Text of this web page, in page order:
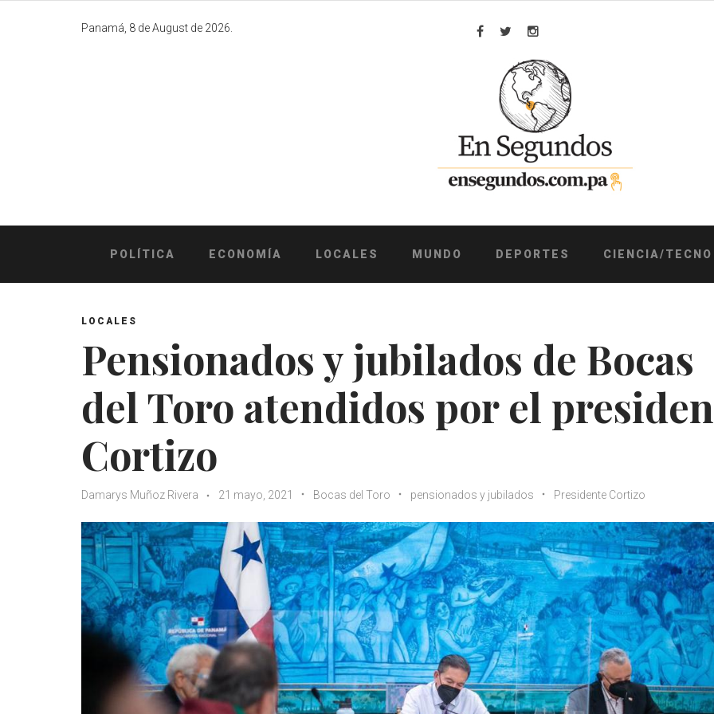
Panamá, 8 de August de 2026.
Facebook
TwitterInstagram
POLÍTICA ECONOMÍA LOCALES MUNDO DEPORTES CIENCIA/TECNO
LOCALES
Pensionados y jubilados de Bocas
del Toro atendidos por el
Cortizo
Damarys Muñoz Rivera 21 mayo, 2021 Bocas del Toro pensionados y jubilados Presidente Cortizo